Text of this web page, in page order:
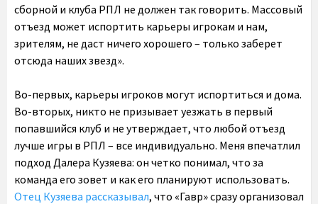
сборной и клуба РПЛ не должен так говорить. Массовый
отъезд может испортить карьеры игрокам и нам,
зрителям, не даст ничего хорошего – только заберет
отсюда наших звезд».
Во-первых, карьеры игроков могут испортиться и дома.
Во-вторых, никто не призывает уезжать в первый
попавшийся клуб и не утверждает, что любой отъезд
лучше игры в РПЛ – все индивидуально. Меня впечатлил
подход Далера Кузяева: он четко понимал, что за
команда его зовет и как его планируют использовать.
Отец Кузяева рассказывал, что «Гавр» сразу организовал